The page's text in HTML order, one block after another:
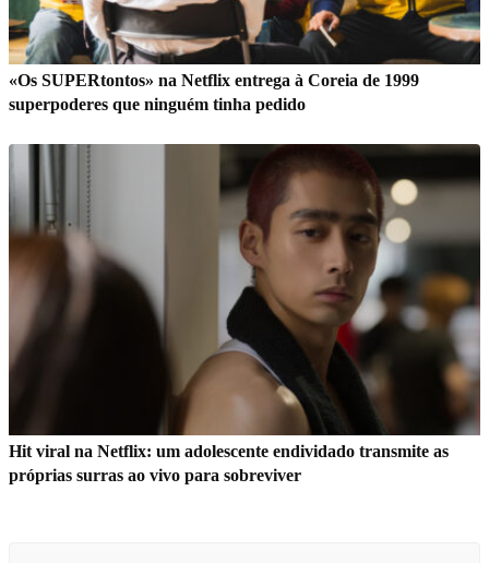
«Os SUPERtontos» na Netflix entrega à Coreia de 1999
superpoderes que ninguém tinha pedido
Hit viral na Netflix: um adolescente endividado transmite as
próprias surras ao vivo para sobreviver